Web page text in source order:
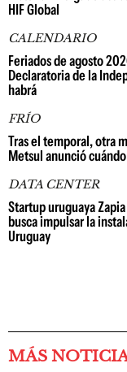
HIF Global
CALENDARIO
Feriados de agosto
Declaratoria de la
habrá
FRÍO
Tras el temporal, otra
Metsul anunció
DATA CENTER
Startup uruguaya
busca impulsar la
Uruguay
MÁS